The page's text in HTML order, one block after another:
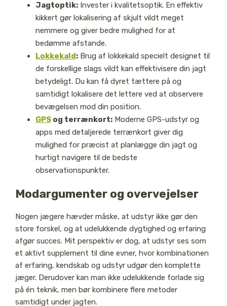
Jagtoptik:Invester i kvalitetsoptik. En effektiv
kikkert gør lokalisering af skjult vildt meget
nemmere og giver bedre mulighed for at
bedømme afstande.
Lokkekald:Brug af lokkekald specielt designet til
de forskellige slags vildt kan effektivisere din jagt
betydeligt. Du kan få dyret tættere på og
samtidigt lokalisere det lettere ved at observere
bevægelsen mod din position.
GPSog terrænkort:Moderne GPS-udstyr og
apps med detaljerede terrænkort giver dig
mulighed for præcist at planlægge din jagt og
hurtigt navigere til de bedste
observationspunkter.
Modargumenter og overvejelser
Nogen jægere hævder måske, at udstyr ikke gør den
store forskel, og at udelukkende dygtighed og erfaring
afgør succes. Mit perspektiv er dog, at udstyr ses som
et aktivt supplement til dine evner, hvor kombinationen
af erfaring, kendskab og udstyr udgør den komplette
jæger. Derudover kan man ikke udelukkende forlade sig
på én teknik, men bør kombinere flere metoder
samtidigt under jagten.